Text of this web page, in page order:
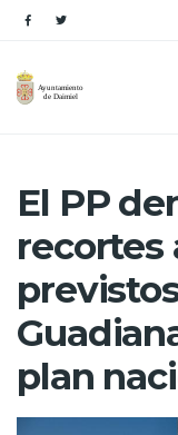
El PP
recortes
plan